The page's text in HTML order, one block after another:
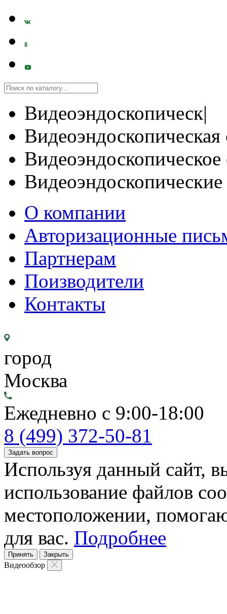
Видеоэндоскопическ|
Видеоэндоскопическая
О компании
Авторизационные
Партнерам
Поизводители
Контакты
город
Москва
Ежедневно с 9:00-18:00
8 (499) 372-50-81
Задать вопрос
Используя данный сайт,
использование файлов
местоположении,
для вас. Подробнее
Принять Закрыть
Видеообзор